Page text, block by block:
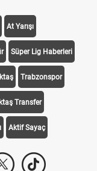
At Yarışı
Süper Lig Haberleri
Trabzonspor
Transfer
Aktif Sayaç